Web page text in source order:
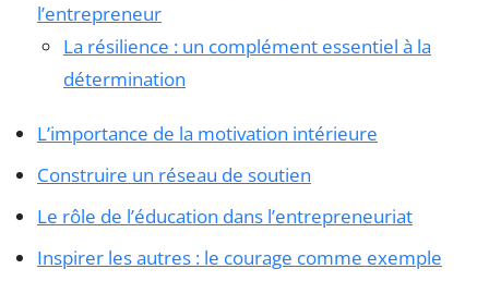
l’entrepreneur
La résilience : un complément essentiel à la
détermination
L’importance de la motivation intérieure
Construire un réseau de soutien
Le rôle de l’éducation dans l’entrepreneuriat
Inspirer les autres : le courage comme exemple